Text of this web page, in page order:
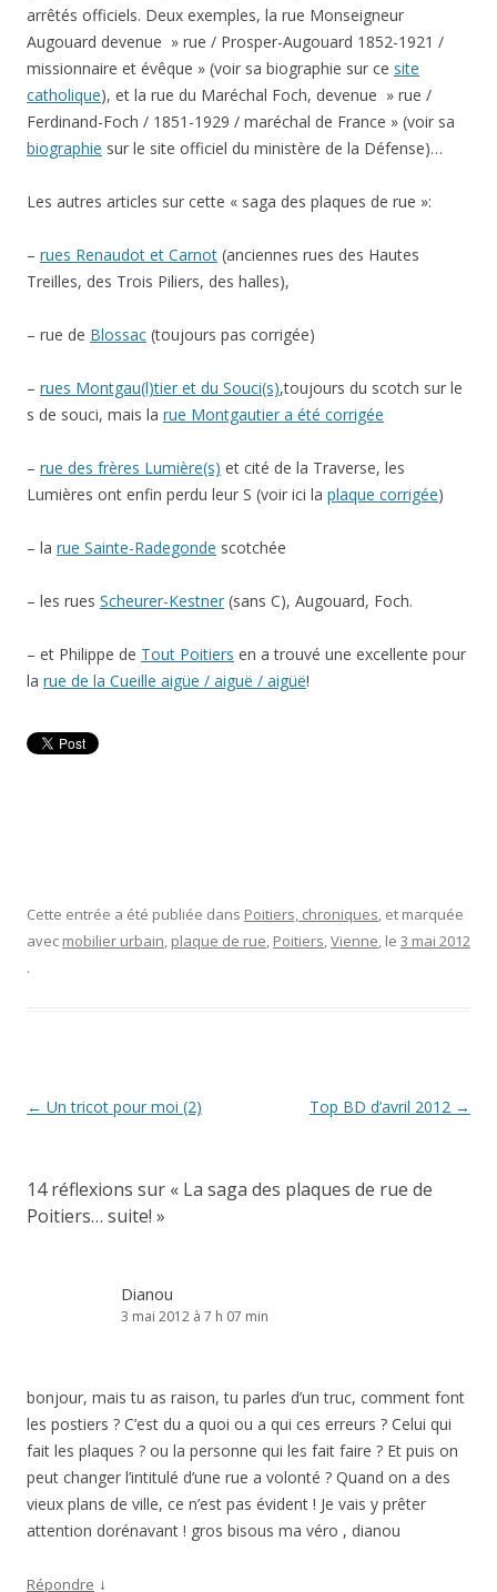
arrêtés officiels. Deux exemples, la rue Monseigneur
Augouard devenue » rue / Prosper-Augouard 1852-1921 /
missionnaire et évêque » (voir sa biographie sur ce site
catholique), et la rue du Maréchal Foch, devenue » rue /
Ferdinand-Foch / 1851-1929 / maréchal de France » (voir sa
biographie sur le site officiel du ministère de la Défense)…
Les autres articles sur cette « saga des plaques de rue »:
– rues Renaudot et Carnot (anciennes rues des Hautes
Treilles, des Trois Piliers, des halles),
– rue de Blossac (toujours pas corrigée)
– rues Montgau(l)tier et du Souci(s),toujours du scotch sur le
s de souci, mais la rue Montgautier a été corrigée
– rue des frères Lumière(s) et cité de la Traverse, les
Lumières ont enfin perdu leur S (voir ici la plaque corrigée)
– la rue Sainte-Radegonde scotchée
– les rues Scheurer-Kestner (sans C), Augouard, Foch.
– et Philippe de Tout Poitiers en a trouvé une excellente pour
la rue de la Cueille aigüe / aiguë / aigüë!
Cette entrée a été publiée dans Poitiers, chroniques, et marquée
avec mobilier urbain, plaque de rue, Poitiers,Vienne, le 3 mai 2012
.
Navigation
← Un tricot pour moi (2) Top BD d’avril 2012 →
14 réflexions sur « La saga des plaques de rue de
Poitiers… suite! »
Dianou
3 mai 2012 à 7 h 07 min
bonjour, mais tu as raison, tu parles d’un truc, comment font
les postiers ? C’est du a quoi ou a qui ces erreurs ? Celui qui
fait les plaques ? ou la personne qui les fait faire ? Et puis on
peut changer l’intitulé d’une rue a volonté ? Quand on a des
vieux plans de ville, ce n’est pas évident ! Je vais y prêter
attention dorénavant ! gros bisous ma véro , dianou
Répondre ↓